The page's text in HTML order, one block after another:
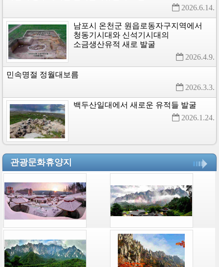
2026.6.14.
남포시 온천군 원읍로동자구지역에서
청동기시대와 신석기시대의
소금생산유적 새로 발굴
2026.4.9.
민속명절 정월대보름
2026.3.3.
백두산일대에서 새로운 유적들 발굴
2026.1.24.
관광문화휴양지